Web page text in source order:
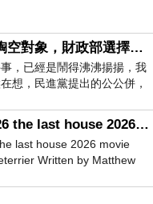
國票成為民進黨掏空對象，財政部選擇性失憶
，已經是鬧得沸沸揚揚，我
想，民進黨提出的公公併，
庫，鬧出最大的醜
電影最後孤屋2026 the last house 2026 movie
last house 2026 movie
Written by Matthew
Lee Wa